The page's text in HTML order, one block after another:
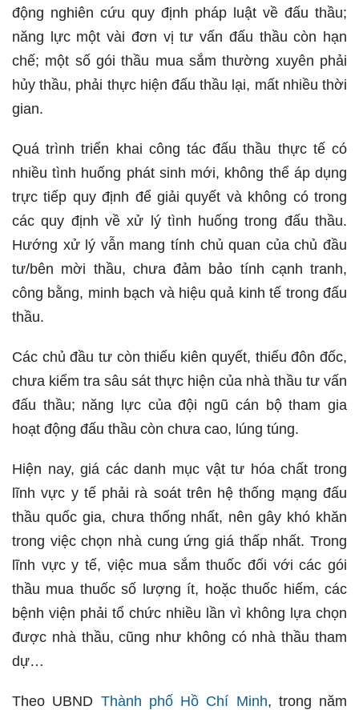
động nghiên cứu quy định pháp luật về đấu thầu;
năng lực một vài đơn vị tư vấn đấu thầu còn hạn
chế; một số gói thầu mua sắm thường xuyên phải
hủy thầu, phải thực hiện đấu thầu lại, mất nhiều thời
gian.
Quá trình triển khai công tác đấu thầu thực tế có
nhiều tình huống phát sinh mới, không thể áp dụng
trực tiếp quy định để giải quyết và không có trong
các quy định về xử lý tình huống trong đấu thầu.
Hướng xử lý vẫn mang tính chủ quan của chủ đầu
tư/bên mời thầu, chưa đảm bảo tính cạnh tranh,
công bằng, minh bạch và hiệu quả kinh tế trong đấu
thầu.
Các chủ đầu tư còn thiếu kiên quyết, thiếu đôn đốc,
chưa kiểm tra sâu sát thực hiện của nhà thầu tư vấn
đấu thầu; năng lực của đội ngũ cán bộ tham gia
hoạt động đấu thầu còn chưa cao, lúng túng.
Hiện nay, giá các danh mục vật tư hóa chất trong
lĩnh vực y tế phải rà soát trên hệ thống mạng đấu
thầu quốc gia, chưa thống nhất, nên gây khó khăn
trong việc chọn nhà cung ứng giá thấp nhất. Trong
lĩnh vực y tế, việc mua sắm thuốc đối với các gói
thầu mua thuốc số lượng ít, hoặc thuốc hiếm, các
bệnh viện phải tổ chức nhiều lần vì không lựa chọn
được nhà thầu, cũng như không có nhà thầu tham
dự…
Theo UBND Thành phố Hồ Chí Minh, trong năm